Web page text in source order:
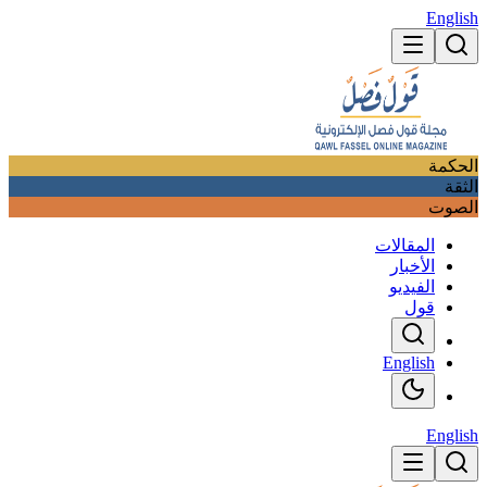
English
الحكمة
الثقة
الصوت
المقالات
الأخبار
الفيديو
قول
English
English